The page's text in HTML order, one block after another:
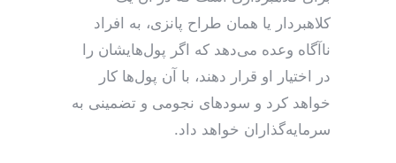
کلاهبردار یا همان طراح پانزی، به افراد
ناآگاه وعده می‌دهد که اگر پول‌هایشان را
در اختیار او قرار دهند، با آن پول‌ها کار
خواهد کرد و سودهای نجومی و تضمینی به
سرمایه‌گذاران خواهد داد.